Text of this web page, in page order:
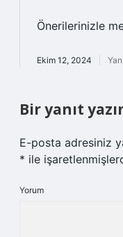
Önerilerinizle
Ekim 12, 2024
Bir yanıt
E-posta adresiniz
* ile
Yorum